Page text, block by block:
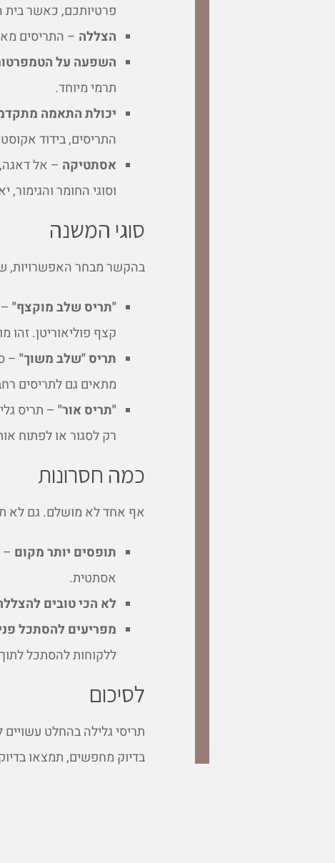
פרטיותכם, כאשר בית
הצללה – התריסים
השפעה על
תרמי מיוחד.
יכולת התאמה
התריסים, בידוד
אסתטיקה – אל דאגה,
וסוגי החומר
סוגי המשנה
בהקשר מבחר האפשרויות,
"תריס שלב מוקצף"–
קצף פוליאוריטן. זהו
תריס "שלב משוך" –
מתאים גם לתריסים
"תריס אור"– תריס
רק לסגור או לפתוח
כמה חסרונות
אף אחד לא מושלם. גם לא
תופסים יותר מקום –
אסתטית.
לא הכי טובים
מפריעים להסתכל
ללקוחות להסתכל
לסיכום
תריסי גלילה בהחלט
בדיוק מחפשים, תמצאו